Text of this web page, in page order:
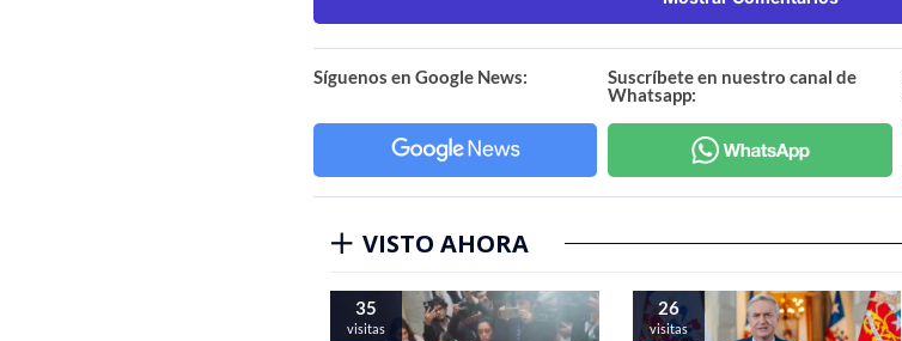
Síguenos en Google News:
Suscríbete en nuestro canal de
Whatsapp:
VISTO AHORA
35
visitas
26
visitas